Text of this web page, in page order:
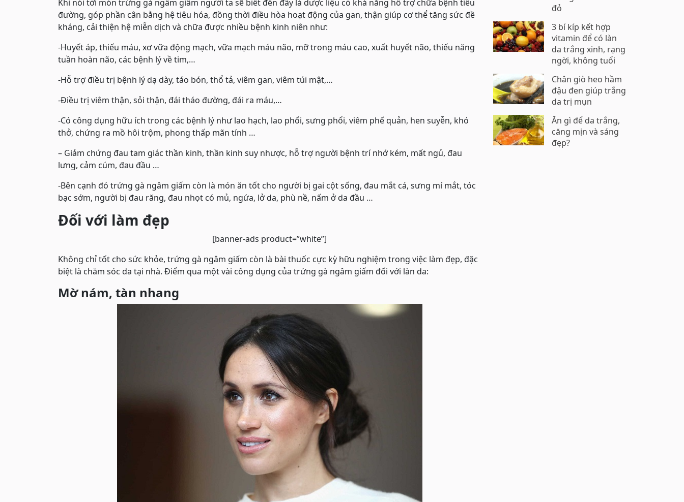
Khi nói tới món trứng gà ngâm giấm người ta sẽ biết đến đây là dược liệu có khả năng hỗ trợ chữa bệnh tiểu
đường, góp phần cân bằng hệ tiêu hóa, đồng thời điều hòa hoạt động của gan, thận giúp cơ thể tăng sức đề
kháng, cải thiện hệ miễn dịch và chữa được nhiều bệnh kinh niên như:
-Huyết áp, thiếu máu, xơ vữa động mạch, vữa mạch máu não, mỡ trong máu cao, xuất huyết não, thiếu năng
tuần hoàn não, các bệnh lý về tim,…
-Hỗ trợ điều trị bệnh lý dạ dày, táo bón, thổ tả, viêm gan, viêm túi mật,…
-Điều trị viêm thận, sỏi thận, đái tháo đường, đái ra máu,…
-Có công dụng hữu ích trong các bệnh lý như lao hạch, lao phổi, sưng phổi, viêm phế quản, hen suyễn, khó
thở, chứng ra mồ hôi trộm, phong thấp mãn tính …
– Giảm chứng đau tam giác thần kinh, thần kinh suy nhược, hỗ trợ người bệnh trí nhớ kém, mất ngủ, đau
lưng, cảm cúm, đau đầu …
-Bên cạnh đó trứng gà ngâm giấm còn là món ăn tốt cho người bị gai cột sống, đau mắt cá, sưng mí mắt, tóc
bạc sớm, người bị đau răng, đau nhọt có mủ, ngứa, lở da, phù nề, nấm ở da đầu …
Đối với làm đẹp
[banner-ads product=”white”]
Không chỉ tốt cho sức khỏe, trứng gà ngâm giấm còn là bài thuốc cực kỳ hữu nghiệm trong việc làm đẹp, đặc
biệt là chăm sóc da tại nhà. Điểm qua một vài công dụng của trứng gà ngâm giấm đối với làn da:
Mờ nám, tàn nhang
đỏ
3 bí kíp kết hợp
vitamin để có làn
da trắng xinh, rạng
ngời, không tuổi
Chân giò heo hầm
đậu đen giúp trắng
da trị mụn
Ăn gì để da trắng,
căng mịn và sáng
đẹp?